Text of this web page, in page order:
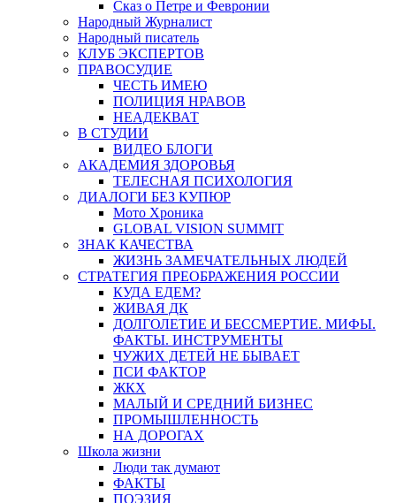
Сказ о Петре и Февронии
Народный Журналист
Народный писатель
КЛУБ ЭКСПЕРТОВ
ПРАВОСУДИЕ
ЧЕСТЬ ИМЕЮ
ПОЛИЦИЯ НРАВОВ
НЕАДЕКВАТ
В СТУДИИ
ВИДЕО БЛОГИ
АКАДЕМИЯ ЗДОРОВЬЯ
ТЕЛЕСНАЯ ПСИХОЛОГИЯ
ДИАЛОГИ БЕЗ КУПЮР
Мото Хроника
GLOBAL VISION SUMMIT
ЗНАК КАЧЕСТВА
ЖИЗНЬ ЗАМЕЧАТЕЛЬНЫХ ЛЮДЕЙ
СТРАТЕГИЯ ПРЕОБРАЖЕНИЯ РОССИИ
КУДА ЕДЕМ?
ЖИВАЯ ДК
ДОЛГОЛЕТИЕ И БЕССМЕРТИЕ. МИФЫ.
ФАКТЫ. ИНСТРУМЕНТЫ
ЧУЖИХ ДЕТЕЙ НЕ БЫВАЕТ
ПСИ ФАКТОР
ЖКХ
МАЛЫЙ И СРЕДНИЙ БИЗНЕС
ПРОМЫШЛЕННОСТЬ
НА ДОРОГАХ
Школа жизни
Люди так думают
ФАКТЫ
ПОЭЗИЯ